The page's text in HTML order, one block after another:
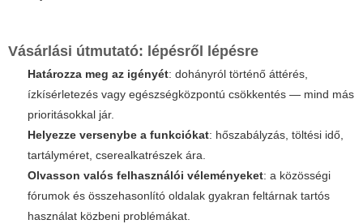
Vásárlási útmutató: lépésről lépésre
Határozza meg az igényét: dohányról történő áttérés,
ízkísérletezés vagy egészségközpontú csökkentés — mind más
prioritásokkal jár.
Helyezze versenybe a funkciókat: hőszabályzás, töltési idő,
tartályméret, cserealkatrészek ára.
Olvasson valós felhasználói véleményeket: a közösségi
fórumok és összehasonlító oldalak gyakran feltárnak tartós
használat közbeni problémákat.